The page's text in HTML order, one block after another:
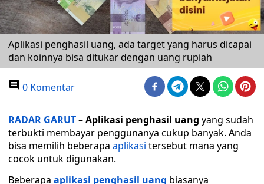
Aplikasi penghasil uang, ada target yang harus dicapai
dan koinnya bisa ditukar dengan uang rupiah
0 Komentar
RADAR GARUT–Aplikasi penghasil uang yang sudah
terbukti membayar penggunanya cukup banyak. Anda
bisa memilih beberapa aplikasi tersebut mana yang
cocok untuk digunakan.
Beberapa aplikasi penghasil uang biasanya